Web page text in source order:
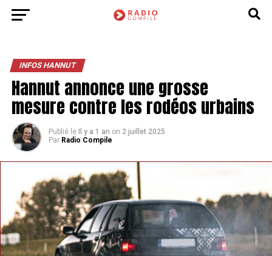
INFOS HANNUT
Hannut annonce une grosse
mesure contre les rodéos urbains
Publié le Il y a 1 an on 2 juillet 2025
Par Radio Compile